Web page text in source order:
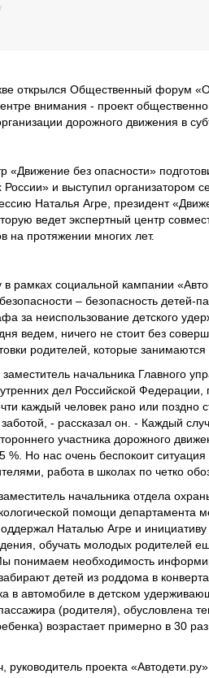
открылся Общественный форум
внимания - проект
дорожного движения в
«Движение без опасности»
России» и выступил организатором
Наталья Агре, президент
ведет экспертный центр
на протяжении многих лет.
рамках социальной кампании
– безопасность
за неиспользование детского
ведем, ничего не стоит без
родителей, которые занимаются
начальника Главного
дел Российской Федерации,
каждый человек рано или поздно
- рассказал он. - Каждый
участника дорожного
%. Но нас очень беспокоит
работа в школах по четко
начальника отдела
помощи
Наталью Агре и
обучать молодых родителей
понимаем необходимость
детей из роддома в
в автомобиле в детском
(родителя), обусловлена
возрастает примерно в 30
руководитель проекта